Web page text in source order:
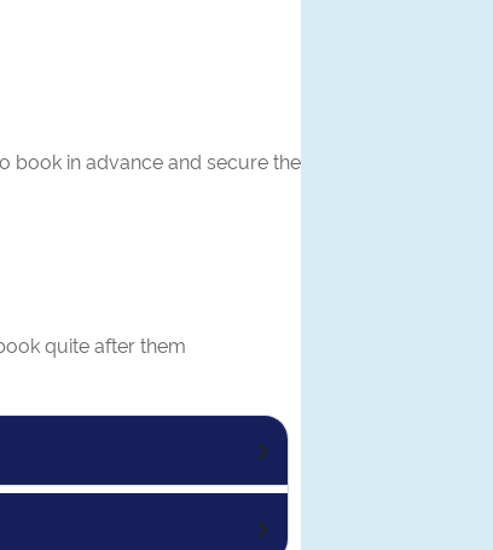
book in advance and secure the
quite after them